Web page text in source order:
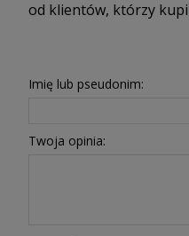
od klientów, którzy
Imię lub pseudonim:
Twoja opinia: